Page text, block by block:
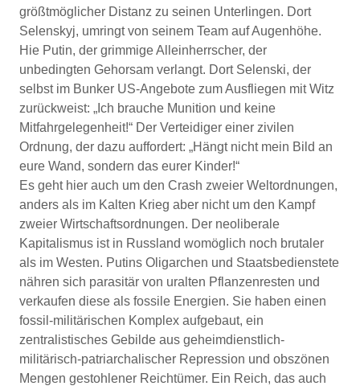
größtmöglicher Distanz zu seinen Unterlingen. Dort
Selenskyj, umringt von seinem Team auf Augenhöhe.
Hie Putin, der grimmige Alleinherrscher, der
unbedingten Gehorsam verlangt. Dort Selenski, der
selbst im Bunker US-Angebote zum Ausfliegen mit Witz
zurückweist: „Ich brauche Munition und keine
Mitfahrgelegenheit!“ Der Verteidiger einer zivilen
Ordnung, der dazu auffordert: „Hängt nicht mein Bild an
eure Wand, sondern das eurer Kinder!“
Es geht hier auch um den Crash zweier Weltordnungen,
anders als im Kalten Krieg aber nicht um den Kampf
zweier Wirtschaftsordnungen. Der neoliberale
Kapitalismus ist in Russland womöglich noch brutaler
als im Westen. Putins Oligarchen und Staatsbedienstete
nähren sich parasitär von uralten Pflanzenresten und
verkaufen diese als fossile Energien. Sie haben einen
fossil-militärischen Komplex aufgebaut, ein
zentralistisches Gebilde aus geheimdienstlich-
militärisch-patriarchalischer Repression und obszönen
Mengen gestohlener Reichtümer. Ein Reich, das auch